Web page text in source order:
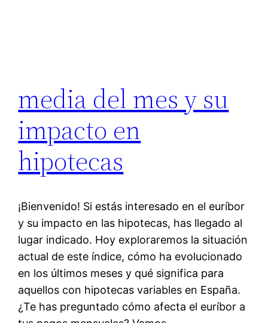
media del mes y su
impacto en
hipotecas
¡Bienvenido! Si estás interesado en el euríbor
y su impacto en las hipotecas, has llegado al
lugar indicado. Hoy exploraremos la situación
actual de este índice, cómo ha evolucionado
en los últimos meses y qué significa para
aquellos con hipotecas variables en España.
¿Te has preguntado cómo afecta el euríbor a